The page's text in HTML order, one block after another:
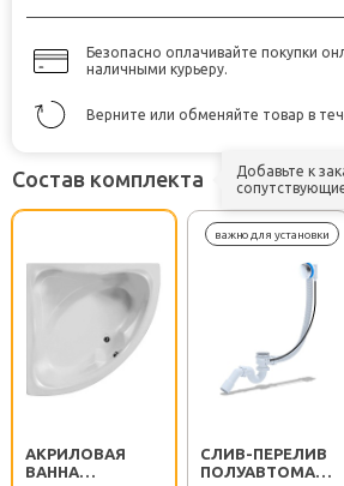
Безопасно оплачивайте покупки
наличными курьеру.
Верните или обменяйте товар в
Состав комплекта
Добавьте к
АКРИЛОВАЯ
ВАННА
CЛИВ-ПЕРЕЛИВ
ПОЛУАВТОМАТ